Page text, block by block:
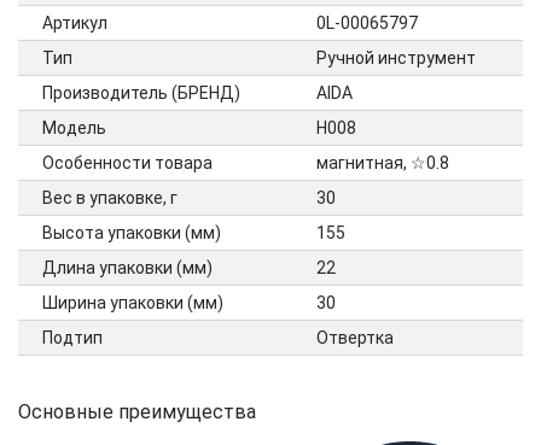
Артикул
0L-00065797
Тип
Ручной инструмент
Производитель (БРЕНД)
AIDA
Модель
H008
Особенности товара
магнитная, ☆0.8
Вес в упаковке, г
30
Высота упаковки (мм)
155
Длина упаковки (мм)
22
Ширина упаковки (мм)
30
Подтип
Отвертка
Основные преимущества